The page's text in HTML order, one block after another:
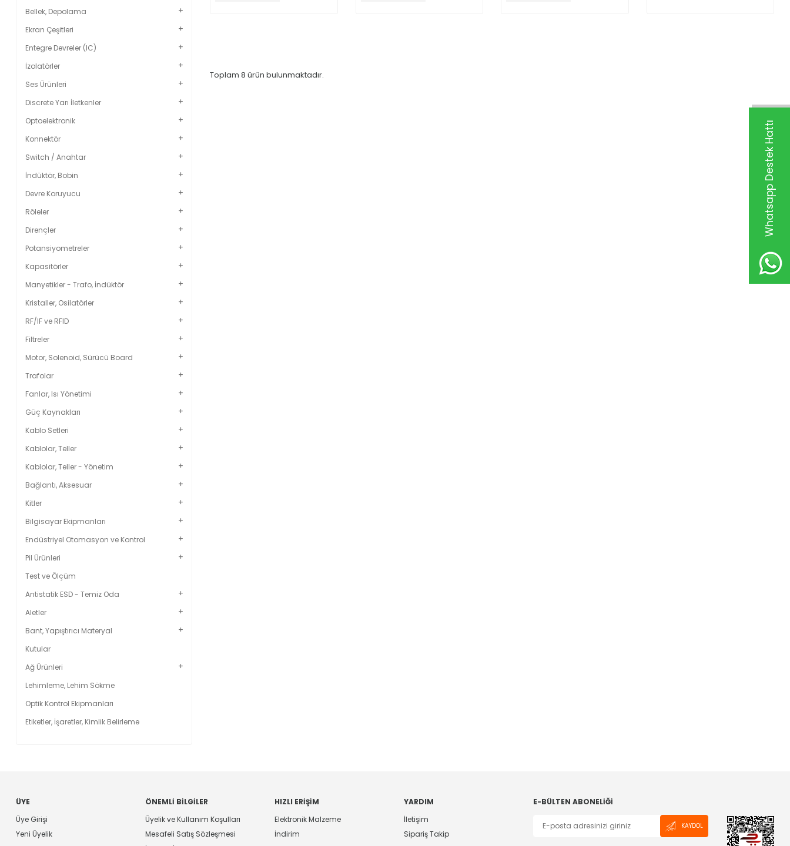
Whatsapp Destek Hattı
Bellek, Depolama
Ekran Çeşitleri
Entegre Devreler (IC)
İzolatörler
Ses Ürünleri
Discrete Yarı İletkenler
Optoelektronik
Konnektör
Switch / Anahtar
İndüktör, Bobin
Devre Koruyucu
Röleler
Dirençler
Potansiyometreler
Kapasitörler
Manyetikler - Trafo, İndüktör
Kristaller, Osilatörler
RF/IF ve RFID
Filtreler
Motor, Solenoid, Sürücü Board
Trafolar
Fanlar, Isı Yönetimi
Güç Kaynakları
Kablo Setleri
Kablolar, Teller
Kablolar, Teller - Yönetim
Bağlantı, Aksesuar
Kitler
Bilgisayar Ekipmanları
Endüstriyel Otomasyon ve Kontrol
Pil Ürünleri
Test ve Ölçüm
Antistatik ESD - Temiz Oda
Aletler
Bant, Yapıştırıcı Materyal
Kutular
Ağ Ürünleri
Lehimleme, Lehim Sökme
Optik Kontrol Ekipmanları
Etiketler, İşaretler, Kimlik Belirleme
Toplam 8 ürün bulunmaktadır.
ÜYE
Üye Girişi
Yeni Üyelik
ÖNEMLI BILGILER
Üyelik ve Kullanım Koşulları
Mesafeli Satış Sözleşmesi
HIZLI ERIŞIM
Elektronik Malzeme
İndirim
YARDIM
İletişim
Sipariş Takip
E-BÜLTEN ABONELIĞI
KAYDOL